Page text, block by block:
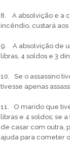
8. A absolvição e a
incêndio, custará aos
9. A absolvição de
libras, 4 soldos e 3
10. Se o assassino
tivesse apenas
11. O marido que
libras e 4 soldos; se
de casar com outra,
ajuda para cometer